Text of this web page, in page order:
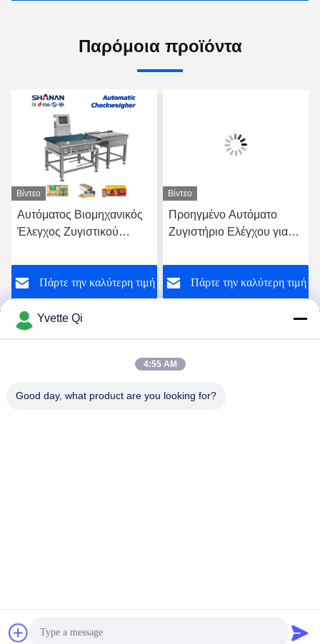
Παρόμοια προϊόντα
Βίντεο
Αυτόματος Βιομηχανικός
Έλεγχος Ζυγιστικού
Μηχανή Ζύγισης Ελέγχου
Βάρους Ζυγαριά
Πάρτε την καλύτερη τιμή
Βίντεο
Προηγμένο Αυτόματο
Ζυγιστήριο Ελέγχου για
Μέτρηση Βάρους και
ΔιαλογήΠάρτε την καλύτερη τιμή
CO.,LTD
Διατηρούνται όλα τα πνευματικά δικαιώματα.
Yvette Qi
4:55 AM
Good day, what product are you looking for?